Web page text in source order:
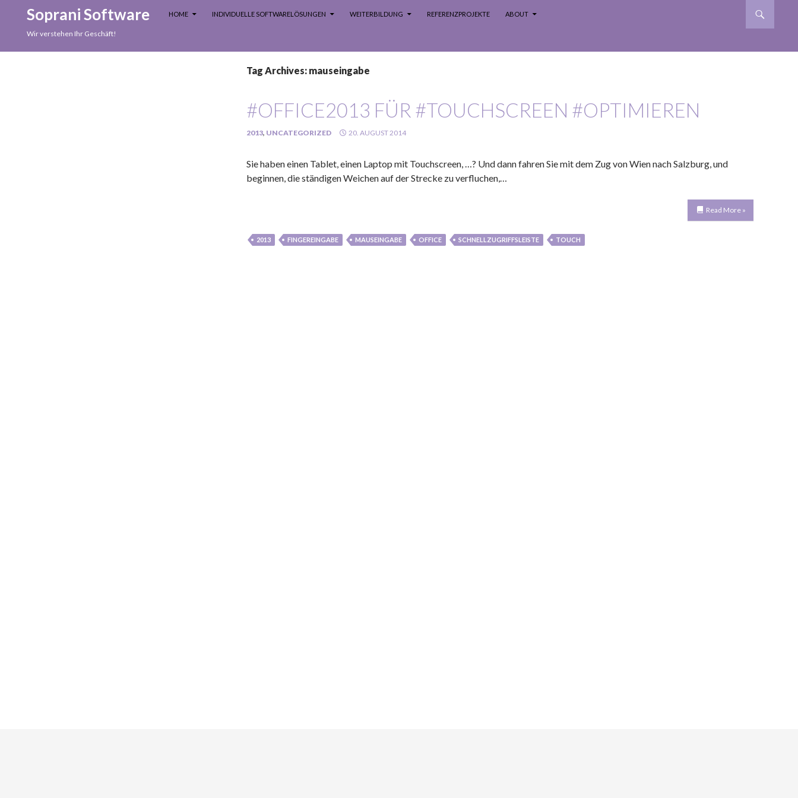
Soprani Software
Search
HOME
INDIVIDUELLE SOFTWARELÖSUNGEN WEITERBILDUNG REFERENZPROJEKTE ABOUT
Wir verstehen Ihr Geschäft!
Tag Archives: mauseingabe
#OFFICE2013 FÜR #TOUCHSCREEN #OPTIMIEREN
2013, UNCATEGORIZED 20. AUGUST 2014
Sie haben einen Tablet, einen Laptop mit Touchscreen, …? Und dann fahren Sie mit dem Zug von Wien nach Salzburg, und
beginnen, die ständigen Weichen auf der Strecke zu verfluchen,…
Read More »
2013 FINGEREINGABE MAUSEINGABE OFFICE SCHNELLZUGRIFFSLEISTE TOUCH